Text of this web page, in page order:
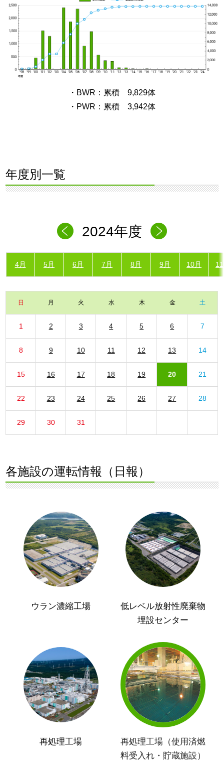
・BWR：累積 9,829体
・PWR：累積 3,942体
年度別一覧
2024年度
4月 5月 6月 7月 8月 9月 10月
日 月 火 水 木 金 土
1 2 3 4 5 6 7
8 9 10 11 12 13 14
15 16 17 18 19 20 21
22 23 24 25 26 27 28
29 30 31
各施設の運転情報（日報）
ウラン濃縮工場
低レベル放射性廃棄物
埋設センター
再処理工場
再処理工場（使用済燃
料受入れ・貯蔵施設）